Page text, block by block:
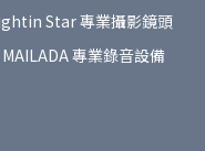
Star 專業攝影鏡頭
專業錄音設備